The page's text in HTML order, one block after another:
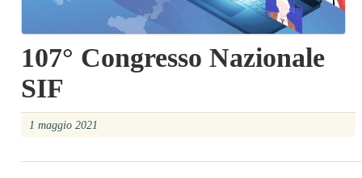
107° Congresso Nazionale
SIF
1 maggio 2021